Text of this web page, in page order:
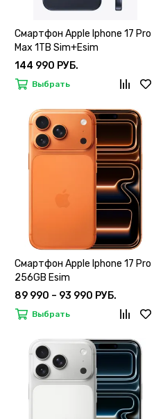
Смартфон Apple Iphone 17 Pro
Max 1TB Sim+Esim
144 990 РУБ.
Выбрать
Смартфон Apple Iphone 17 Pro
256GB Esim
89 990 – 93 990 РУБ.
Выбрать